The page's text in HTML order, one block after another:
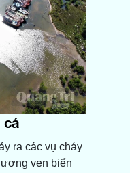
cá
ra các vụ cháy
ven biển